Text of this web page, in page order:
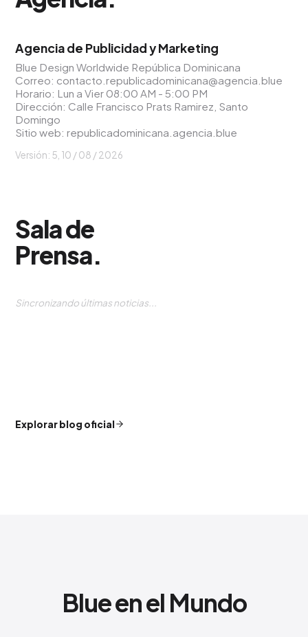
Agencia de Publicidad y Marketing
Blue Design Worldwide República Dominicana
Correo: contacto.republicadominicana@agencia.blue
Horario: Lun a Vier 08:00 AM - 5:00 PM
Dirección: Calle Francisco Prats Ramirez, Santo
Domingo
Sitio web:republicadominicana.agencia.blue
Versión: 5, 10 / 08 / 2026
Sala de
Prensa.
Sincronizando últimas noticias...
Explorar blog oficial
Blue en el Mundo